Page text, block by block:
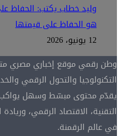
وليد خطاب يكتب: الحفاظ
هو الحفاظ على قيمتها
12 يونيو، 2026
وطن رقمي موقع إخباري مصري
التكنولوجيا والتحول الرقمي
يقدّم محتوى مبسّط وسهل يواكب
التقنية، الاقتصاد الرقمي،
في عالم الرقمنة.